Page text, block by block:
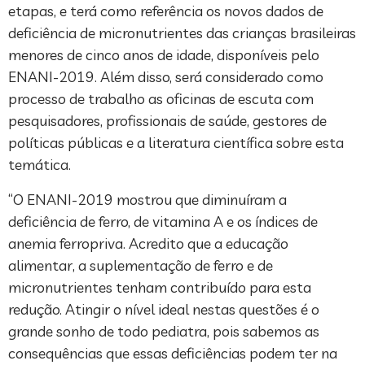
etapas, e terá como referência os novos dados de
deficiência de micronutrientes das crianças brasileiras
menores de cinco anos de idade, disponíveis pelo
ENANI-2019. Além disso, será considerado como
processo de trabalho as oficinas de escuta com
pesquisadores, profissionais de saúde, gestores de
políticas públicas e a literatura científica sobre esta
temática.
“O ENANI-2019 mostrou que diminuíram a
deficiência de ferro, de vitamina A e os índices de
anemia ferropriva. Acredito que a educação
alimentar, a suplementação de ferro e de
micronutrientes tenham contribuído para esta
redução. Atingir o nível ideal nestas questões é o
grande sonho de todo pediatra, pois sabemos as
consequências que essas deficiências podem ter na